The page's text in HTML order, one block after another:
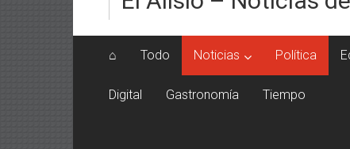
⌂ Todo Noticias Política
Digital Gastronomía Tiempo